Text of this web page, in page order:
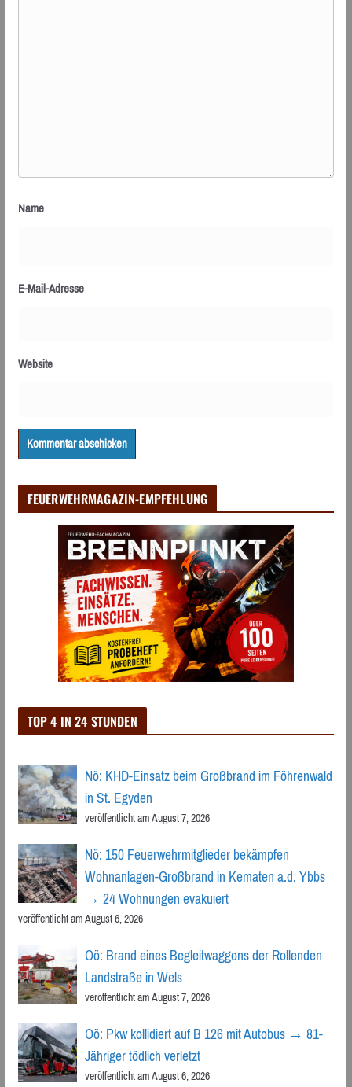
Name
E-Mail-Adresse
Website
FEUERWEHRMAGAZIN-EMPFEHLUNG
TOP 4 IN 24 STUNDEN
Nö: KHD-Einsatz beim Großbrand im Föhrenwald
in St. Egyden
veröffentlicht am August 7, 2026
Nö: 150 Feuerwehrmitglieder bekämpfen
Wohnanlagen-Großbrand in Kematen a.d. Ybbs
→ 24 Wohnungen evakuiert
veröffentlicht am August 6, 2026
Oö: Brand eines Begleitwaggons der Rollenden
Landstraße in Wels
veröffentlicht am August 7, 2026
Oö: Pkw kollidiert auf B 126 mit Autobus → 81-
Jähriger tödlich verletzt
veröffentlicht am August 6, 2026